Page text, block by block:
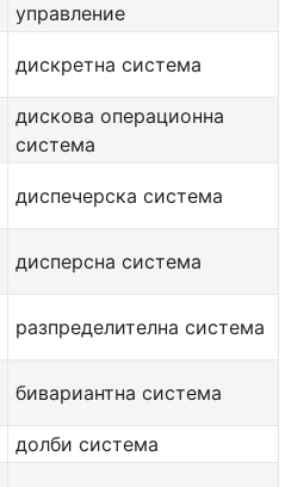
управление
дискретна система
дискова операционна
система
диспечерска система
дисперсна система
разпределителна система
бивариантна система
долби система